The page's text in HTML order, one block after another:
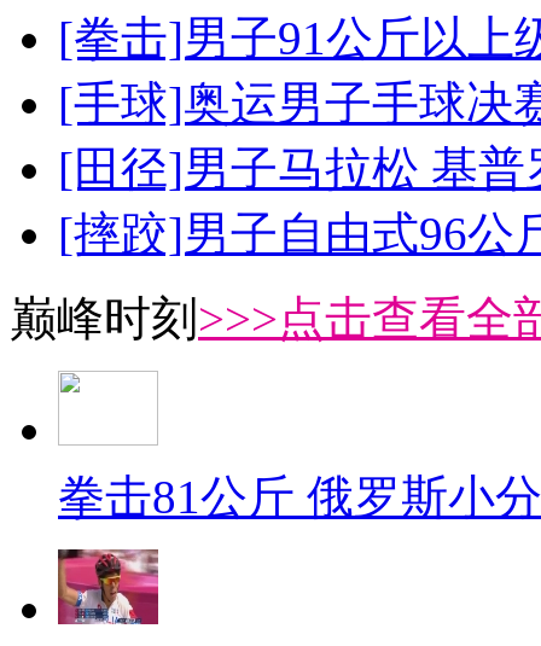
[拳击]男子91公斤以上
[手球]奥运男子手球决
[田径]男子马拉松 基
[摔跤]男子自由式96公
巅峰时刻 >>>点击查看全
拳击81公斤 俄罗斯小